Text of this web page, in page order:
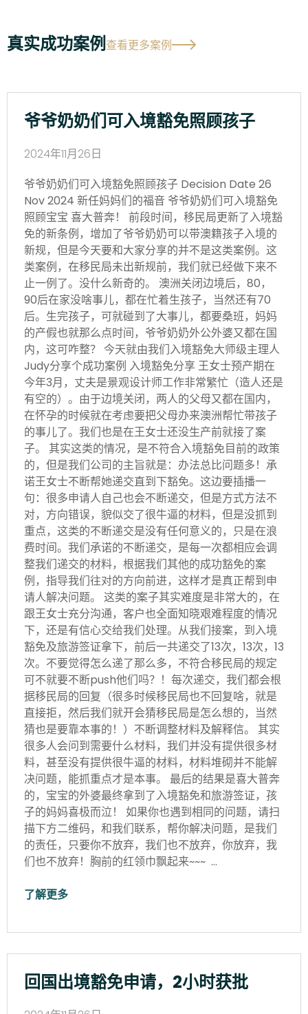
真实成功案例查看更多案例
爷爷奶奶们可入境豁免照顾孩子
2024年11月26日
爷爷奶奶们可入境豁免照顾孩子 Decision Date 26
Nov 2024 新任妈妈们的福音 爷爷奶奶们可入境豁免
照顾宝宝 喜大普奔！ 前段时间，移民局更新了入境豁
免的新条例，增加了爷爷奶奶可以带澳籍孩子入境的
新规，但是今天要和大家分享的并不是这类案例。这
类案例，在移民局未出新规前，我们就已经做下来不
止一例了。没什么新奇的。 澳洲关闭边境后，80，
90后在家没啥事儿，都在忙着生孩子，当然还有70
后。生完孩子，可就碰到了大事儿，都要桑班，妈妈
的产假也就那么点时间，爷爷奶奶外公外婆又都在国
内，这可咋整？ 今天就由我们入境豁免大师级主理人
Judy分享个成功案例 入境豁免分享 王女士预产期在
今年3月，丈夫是景观设计师工作非常繁忙（造人还是
有空的）。由于边境关闭，两人的父母又都在国内，
在怀孕的时候就在考虑要把父母办来澳洲帮忙带孩子
的事儿了。我们也是在王女士还没生产前就接了案
子。 其实这类的情况，是不符合入境豁免目前的政策
的，但是我们公司的主旨就是：办法总比问题多！承
诺王女士不断帮她递交直到下豁免。这边要插播一
句：很多申请人自己也会不断递交，但是方式方法不
对，方向错误，貌似交了很牛逼的材料，但是没抓到
重点，这类的不断递交是没有任何意义的，只是在浪
费时间。我们承诺的不断递交，是每一次都相应会调
整我们递交的材料，根据我们其他的成功豁免的案
例，指导我们往对的方向前进，这样才是真正帮到申
请人解决问题。 这类的案子其实难度是非常大的，在
跟王女士充分沟通，客户也全面知晓艰难程度的情况
下，还是有信心交给我们处理。从我们接案，到入境
豁免及旅游签证拿下，前后一共递交了13次，13次，13
次。不要觉得怎么递了那么多，不符合移民局的规定
可不就要不断push他们吗？！每次递交，我们都会根
据移民局的回复（很多时候移民局也不回复啥，就是
直接拒，然后我们就开会猜移民局是怎么想的，当然
猜也是要靠本事的！）不断调整材料及解释信。 其实
很多人会问到需要什么材料，我们并没有提供很多材
料，甚至没有提供很牛逼的材料，材料堆砌并不能解
决问题，能抓重点才是本事。 最后的结果是喜大普奔
的，宝宝的外婆最终拿到了入境豁免和旅游签证，孩
子的妈妈喜极而泣！ 如果你也遇到相同的问题，请扫
描下方二维码，和我们联系，帮你解决问题，是我们
的责任，只要你不放弃，我们也不放弃，你放弃，我
们也不放弃！胸前的红领巾飘起来~~~ …
了解更多
回国出境豁免申请，2小时获批